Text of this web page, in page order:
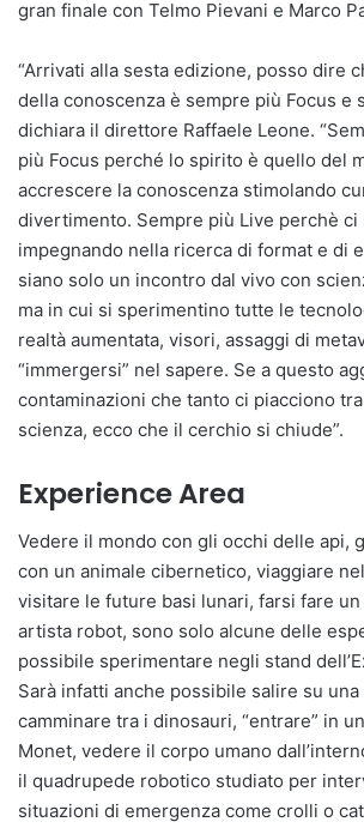
gran finale con Telmo Pievani e Marco
“Arrivati alla sesta edizione, posso dire
della conoscenza è sempre più Focus e
dichiara il direttore Raffaele Leone.
più Focus perché lo spirito è quello del
accrescere la conoscenza stimolando
divertimento. Sempre più Live perchè ci
impegnando nella ricerca di format e di
siano solo un incontro dal vivo con
ma in cui si sperimentino tutte le
realtà aumentata, visori, assaggi di
“immergersi” nel sapere. Se a questo
contaminazioni che tanto ci piacciono
scienza, ecco che il cerchio si chiude”.
Experience Area
Vedere il mondo con gli occhi delle api,
con un animale cibernetico, viaggiare
visitare le future basi lunari, farsi fare
artista robot, sono solo alcune delle
possibile sperimentare negli stand
Sarà infatti anche possibile salire su
camminare tra i dinosauri, “entrare” in
Monet, vedere il corpo umano
il quadrupede robotico studiato per
situazioni di emergenza come crolli o